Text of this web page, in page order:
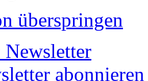
überspringen
Newsletter
abonnieren